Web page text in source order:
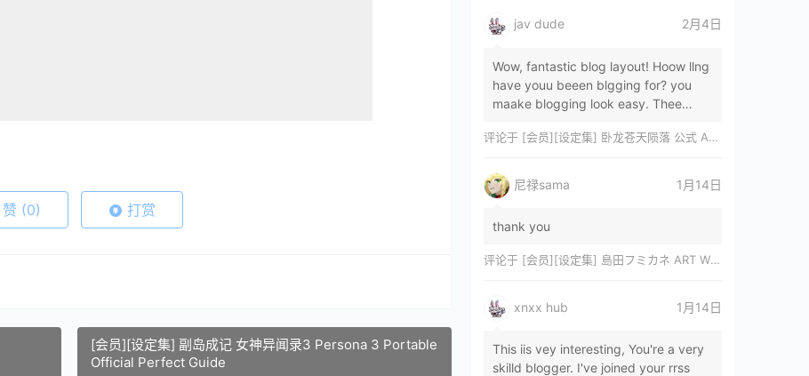
(0) 打赏
[会员][设定集] 副岛成记 女神异闻录3 Persona 3 Portable
Official Perfect Guide
jav dude 2月4日
Wow, fantastic blog layout! Hoow llng
have youu beeen blgging for? you
maake blogging look easy. Thee
magnificent, let…
评论于 [会员][设定集] 卧龙苍天陨落 公式 ARTWORKS[DL]
尼禄sama 1月14日
thank you
评论于 [会员][设定集] 島田フミカネ ART WORKS EXTRA Luminous Witches[DL]
xnxx hub 1月14日
This iis vey interesting, You're a very
skilld blogger. I've joined your rrss